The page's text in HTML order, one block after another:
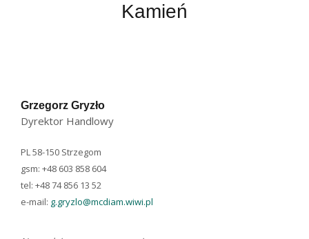
Kamień
Grzegorz Gryzło
Dyrektor Handlowy
PL 58-150 Strzegom
gsm: +48 603 858 604
tel: +48 74 856 13 52
e-mail: g.gryzlo@mcdiam.wiwi.pl